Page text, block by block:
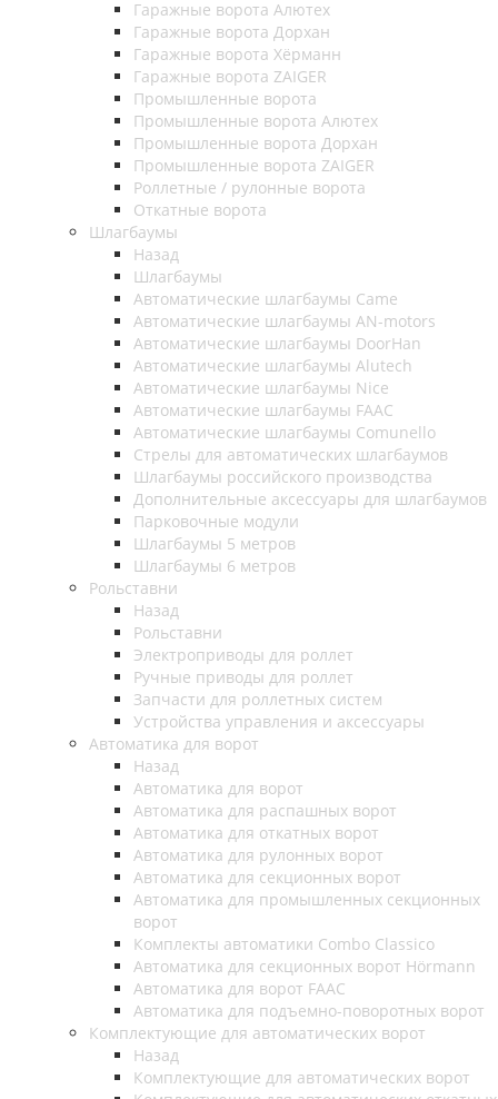
Гаражные ворота Алютех
Гаражные ворота Дорхан
Гаражные ворота Хёрманн
Гаражные ворота ZAIGER
Промышленные ворота
Промышленные ворота Алютех
Промышленные ворота Дорхан
Промышленные ворота ZAIGER
Роллетные / рулонные ворота
Откатные ворота
Шлагбаумы
Назад
Шлагбаумы
Автоматические шлагбаумы Came
Автоматические шлагбаумы AN-motors
Автоматические шлагбаумы DoorHan
Автоматические шлагбаумы Alutech
Автоматические шлагбаумы Nice
Автоматические шлагбаумы FAAC
Автоматические шлагбаумы Comunello
Стрелы для автоматических шлагбаумов
Шлагбаумы российского производства
Дополнительные аксессуары для шлагбаумов
Парковочные модули
Шлагбаумы 5 метров
Шлагбаумы 6 метров
Рольставни
Назад
Рольставни
Электроприводы для роллет
Ручные приводы для роллет
Запчасти для роллетных систем
Устройства управления и аксессуары
Автоматика для ворот
Назад
Автоматика для ворот
Автоматика для распашных ворот
Автоматика для откатных ворот
Автоматика для рулонных ворот
Автоматика для секционных ворот
Автоматика для промышленных секционных
ворот
Комплекты автоматики Combo Classico
Автоматика для секционных ворот Hörmann
Автоматика для ворот FAAC
Автоматика для подъемно-поворотных ворот
Комплектующие для автоматических ворот
Назад
Комплектующие для автоматических ворот